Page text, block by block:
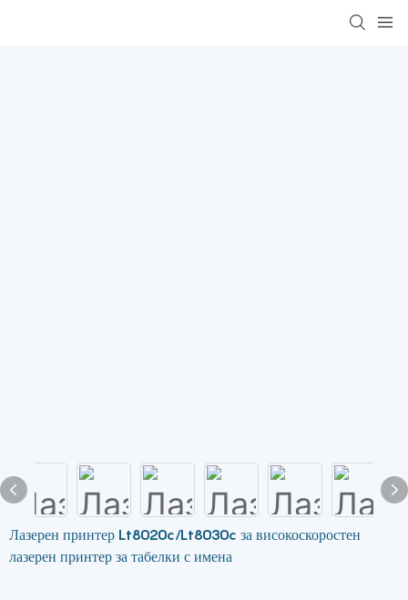
Лазерен принтер Lt8020c/Lt8030c за високоскоростен
лазерен принтер за табелки с имена